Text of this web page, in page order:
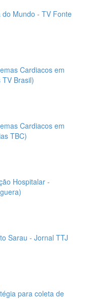
Mundo - TV Fonte
Cardiacos em
Brasil)
Cardiacos em
TBC)
Hospitalar -
Sarau - Jornal TTJ
para coleta de